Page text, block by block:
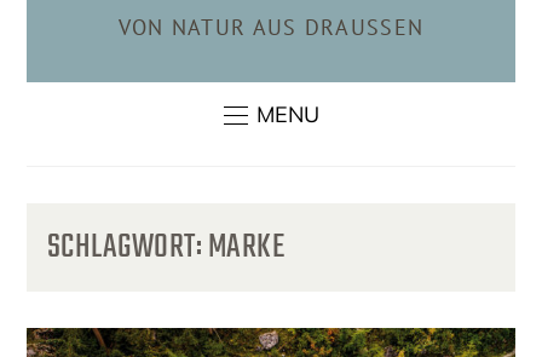
VON NATUR AUS DRAUSSEN
MENU
SCHLAGWORT:MARKE